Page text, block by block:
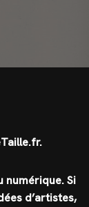
numérique. Si
d’artistes,